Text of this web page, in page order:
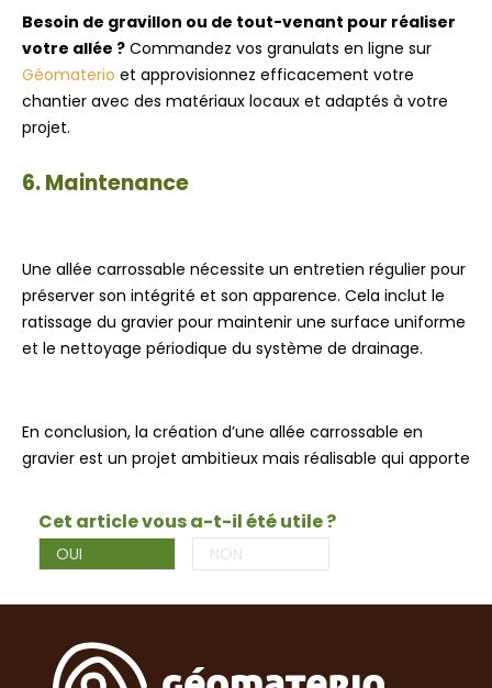
Besoin de gravillon ou de tout-venant pour réaliser
votre allée ? Commandez vos granulats en ligne sur
Géomaterio et approvisionnez efficacement votre
chantier avec des matériaux locaux et adaptés à votre
projet.
6. Maintenance
Une allée carrossable nécessite un entretien régulier pour
préserver son intégrité et son apparence. Cela inclut le
ratissage du gravier pour maintenir une surface uniforme
et le nettoyage périodique du système de drainage.
En conclusion, la création d’une allée carrossable en
gravier est un projet ambitieux mais réalisable qui apporte
Cet article vous a-t-il été utile ?
OUI NON